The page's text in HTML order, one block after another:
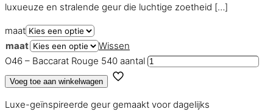
luxueuze en stralende geur die luchtige zoetheid […]
maat
maat
Wissen
O46 – Baccarat Rouge 540 aantal
Voeg toe aan winkelwagen
Luxe-geïnspireerde geur gemaakt voor dagelijks